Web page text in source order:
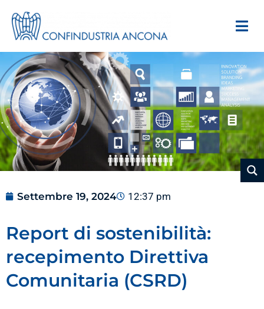
Settembre 19, 2024 12:37 pm
Report di sostenibilità:
recepimento Direttiva
Comunitaria (CSRD)